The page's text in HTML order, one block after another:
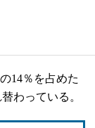
14％を占めた
わっている。